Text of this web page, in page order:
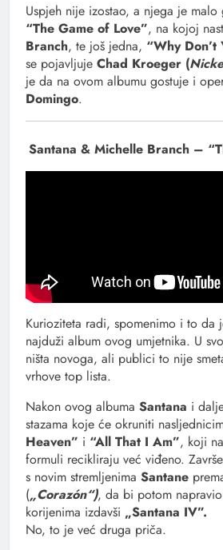
Uspjeh nije izostao, a njega je
“The Game of Love”, na kojoj
Branch, te još jedna, “Why Don’t
se pojavljuje Chad Kroeger (
je da na ovom albumu gostuje i
Domingo.
Santana & Michelle Branch –
Kurioziteta radi, spomenimo i to da
najduži album ovog umjetnika. U
ništa novoga, ali publici to nije
vrhove top lista.
Nakon ovog albuma Santana i
stazama koje će okruniti
Heaven” i “All That I Am”, koji
formuli recikliraju već viđeno.
s novim stremljenima Santane
(„Corazón“), da bi potom
korijenima izdavši „Santana IV”.
No, to je već druga priča.